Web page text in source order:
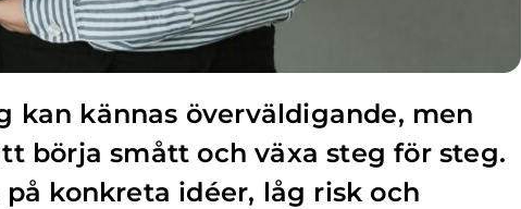
kan kännas överväldigande, men
börja smått och växa steg för steg.
konkreta idéer, låg risk och